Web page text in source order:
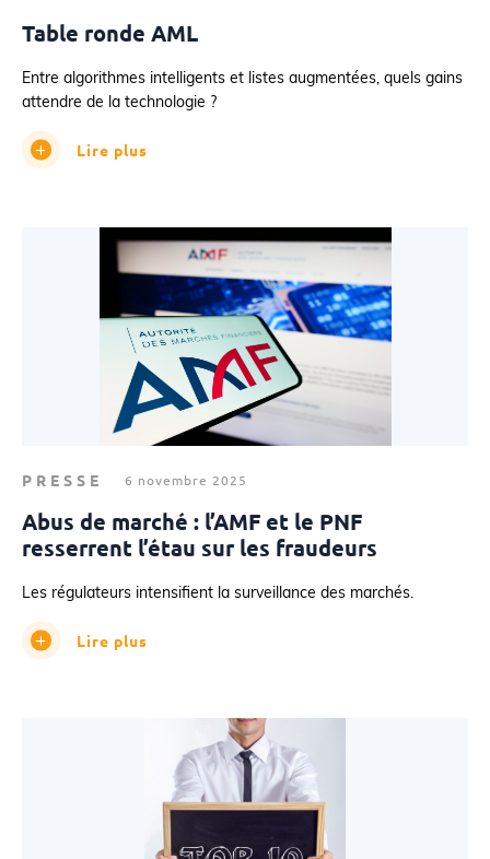
Table ronde AML
Entre algorithmes intelligents et listes augmentées, quels gains
attendre de la technologie ?
Lire plus
PRESSE 6 novembre 2025
Abus de marché : l’AMF et le PNF
resserrent l’étau sur les fraudeurs
Les régulateurs intensifient la surveillance des marchés.
Lire plus